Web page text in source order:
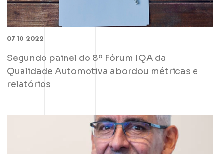
07 10 2022
Segundo painel do 8º Fórum IQA da
Qualidade Automotiva abordou métricas e
relatórios